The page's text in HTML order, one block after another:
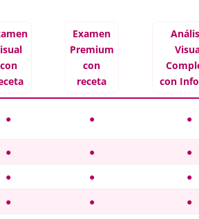
con
Examen
Premium
con
receta
con
● ● ●
● ● ●
● ● ●
● ●
●